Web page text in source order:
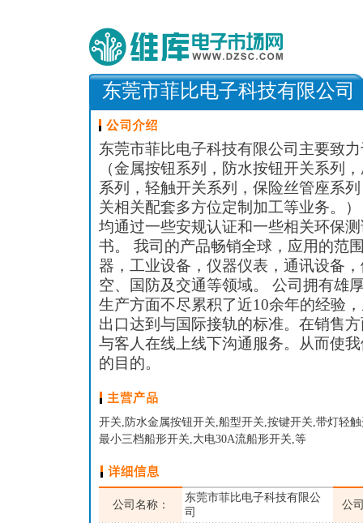
东莞市菲比电子科技有限公司
东莞市菲比电子科技有限公司主要致
（金属按钮系列，防水按钮开关系列
系列，轻触开关系列，保险丝管座系
关相关配套多方位定制加工等业务。
均通过一些安规认证和一些相关环保
书。 我司的产品畅销全球，应用的范
器，工业设备，仪器仪表，通讯设备
空、国防及交通等领域。 公司拥有雄
生产方面不尽累积了近10余年的经验
出口达到与国际接轨的标准。在销售
与客人在线上线下沟通服务。从而使
的目的。
开关,防水金属按钮开关,船型开关,按键开关,带灯轻
最小三档船形开关,大电30A流船形开关,等
公司名称：
东莞市菲比电子科技有限公
司
公